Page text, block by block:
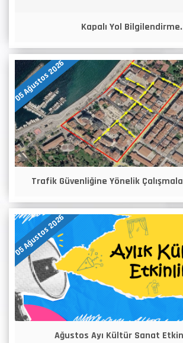
Kapalı Yol
05 Ağustos 2026
Trafik Güvenliğine Yönelik
05 Ağustos 2026
Ağustos Ayı Kültür Sanat